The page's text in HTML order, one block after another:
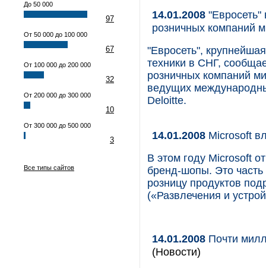
До 50 000
97
От 50 000 до 100 000
67
От 100 000 до 200 000
32
От 200 000 до 300 000
10
От 300 000 до 500 000
3
Все типы сайтов
14.01.2008
розничных компаний
"Евросеть",
техники в СНГ,
розничных компаний
ведущих
Deloitte.
14.01.2008 Microsoft
В этом году Microsoft
бренд-шопы. Это часть
розницу продуктов
(«Развлечения и
14.01.2008 Почти
(Новости)